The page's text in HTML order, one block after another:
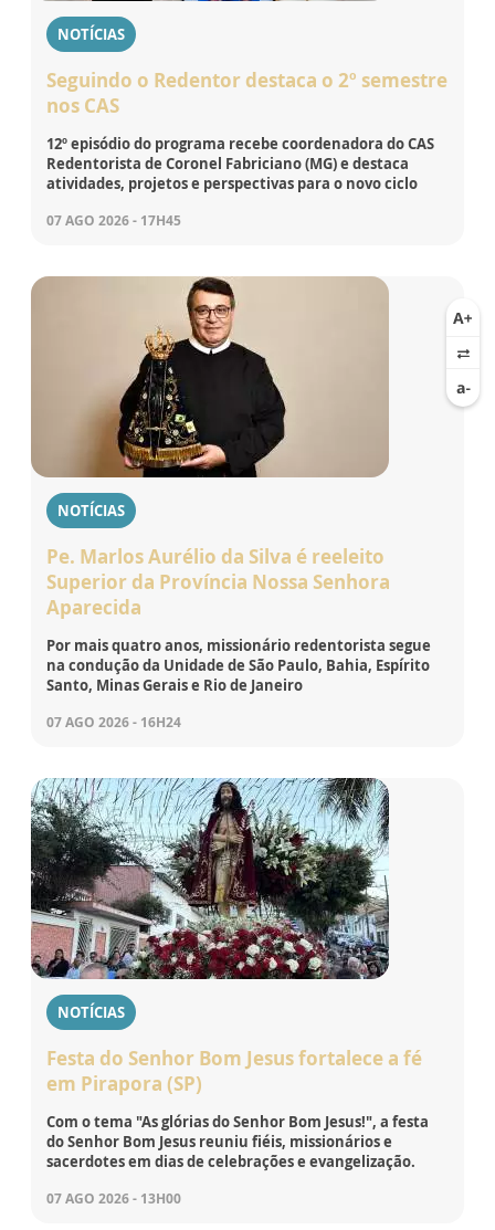
NOTÍCIAS
Seguindo o Redentor destaca o 2º semestre
nos CAS
12º episódio do programa recebe coordenadora do CAS
Redentorista de Coronel Fabriciano (MG) e destaca
atividades, projetos e perspectivas para o novo ciclo
07 AGO 2026 - 17H45
NOTÍCIAS
Pe. Marlos Aurélio da Silva é reeleito
Superior da Província Nossa Senhora
Aparecida
Por mais quatro anos, missionário redentorista segue
na condução da Unidade de São Paulo, Bahia, Espírito
Santo, Minas Gerais e Rio de Janeiro
07 AGO 2026 - 16H24
NOTÍCIAS
Festa do Senhor Bom Jesus fortalece a fé
em Pirapora (SP)
Com o tema "As glórias do Senhor Bom Jesus!", a festa
do Senhor Bom Jesus reuniu fiéis, missionários e
sacerdotes em dias de celebrações e evangelização.
07 AGO 2026 - 13H00